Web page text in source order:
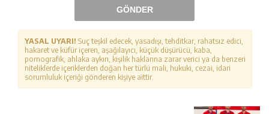
GÖNDER
YASAL UYARI! Suç teşkil edecek, yasadışı, tehditkar, rahatsız edici,
hakaret ve küfür içeren, aşağılayıcı, küçük düşürücü, kaba,
pornografik, ahlaka aykırı, kişilik haklarına zarar verici ya da benzeri
niteliklerde içeriklerden doğan her türlü mali, hukuki, cezai, idari
sorumluluk içeriği gönderen kişiye aittir.